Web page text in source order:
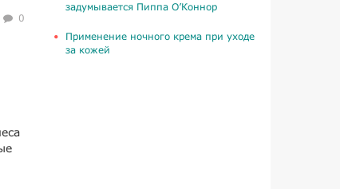
0
задумывается Пиппа О’Коннор
Применение ночного крема при уходе
за кожей